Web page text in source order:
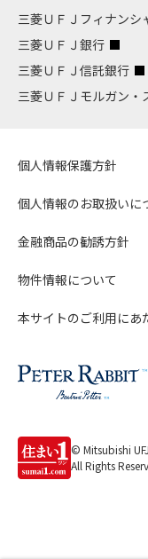
三菱ＵＦＪフィナンシ
三菱ＵＦＪ銀行
三菱ＵＦＪ信託銀行
三菱ＵＦＪモルガン・
個人情報保護方針
個人情報のお取扱いに
金融商品の勧誘方針
物件情報について
本サイトのご利用にあ
© Mitsubishi
All Rights